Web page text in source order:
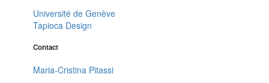
Université de Genève
Tapioca Design
Contact
Maria-Cristina Pitassi